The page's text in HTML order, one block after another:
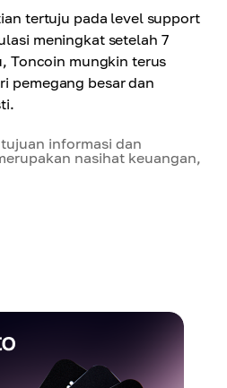
tertuju pada level support
meningkat setelah 7
Toncoin mungkin terus
pemegang besar dan
informasi dan
nasihat keuangan,